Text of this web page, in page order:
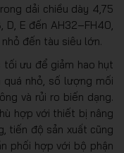
dải chiều dày 4,75
E đến AH32–FH40,
đến tàu siêu lớn.
tối ưu để giảm hao hụt
nhỏ, số lượng mối
và rủi ro biến dạng.
hợp với thiết bị nâng
tiến độ sản xuất cũng
phối hợp với bộ phận